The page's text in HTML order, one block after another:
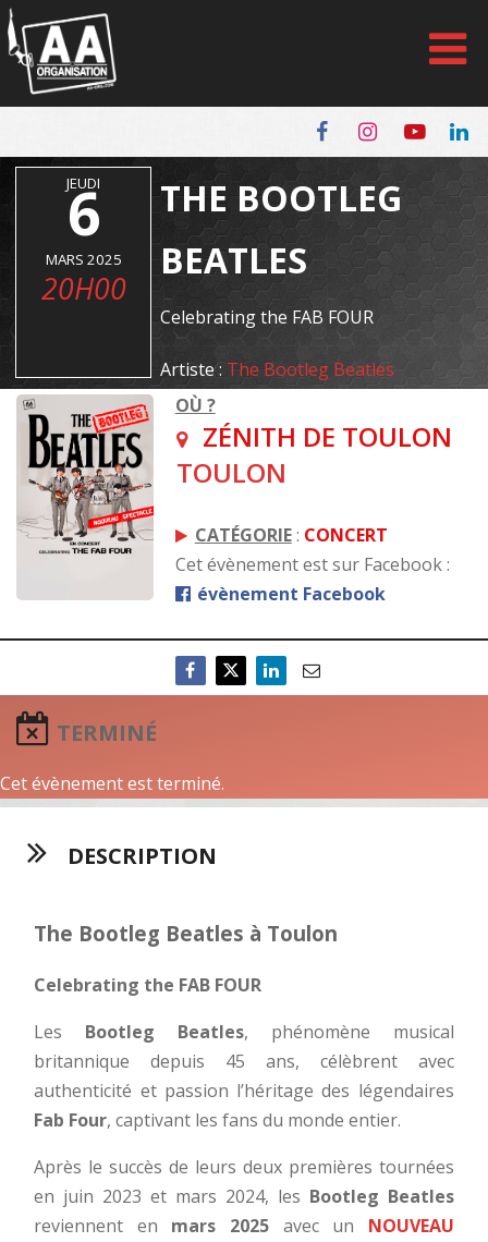
Panneau de gestion des cookies
JEUDI
6
MARS 2025
20H00
THE BOOTLEG
BEATLES
Celebrating the FAB FOUR
Artiste : The Bootleg Beatles
OÙ ?
ZÉNITH DE TOULON
TOULON
CATÉGORIE: CONCERT
Cet évènement est sur Facebook :
évènement Facebook
TERMINÉ
Cet évènement est terminé.
DESCRIPTION
The Bootleg Beatles à Toulon
Celebrating the FAB FOUR
Les Bootleg Beatles, phénomène musical
britannique depuis 45 ans, célèbrent avec
authenticité et passion l’héritage des légendaires
Fab Four, captivant les fans du monde entier.
Après le succès de leurs deux premières tournées
en juin 2023 et mars 2024, les Bootleg Beatles
reviennent en mars 2025 avec un NOUVEAU